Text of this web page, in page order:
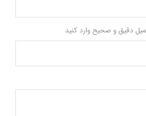
دقیق و صحیح وارد کنید